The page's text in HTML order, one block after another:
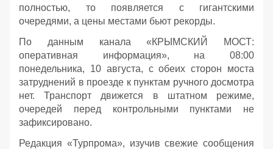
полностью, то появляется с гигантскими
очередями, а цены местами бьют рекорды.
По данным канала «КРЫМСКИЙ МОСТ:
оперативная информация», на 08:00
понедельника, 10 августа, с обеих сторон моста
затруднений в проезде к пунктам ручного досмотра
нет. Транспорт движется в штатном режиме,
очередей перед контрольными пунктами не
зафиксировано.
Редакция «Турпрома», изучив свежие сообщения